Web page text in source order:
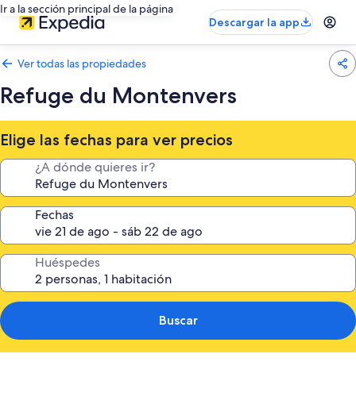
Ir a la sección principal de la página
Descargar la app
Ver todas las propiedades
Refuge du Montenvers
Elige las fechas para ver precios
¿A dónde quieres ir?
Fechas
Huéspedes
Buscar